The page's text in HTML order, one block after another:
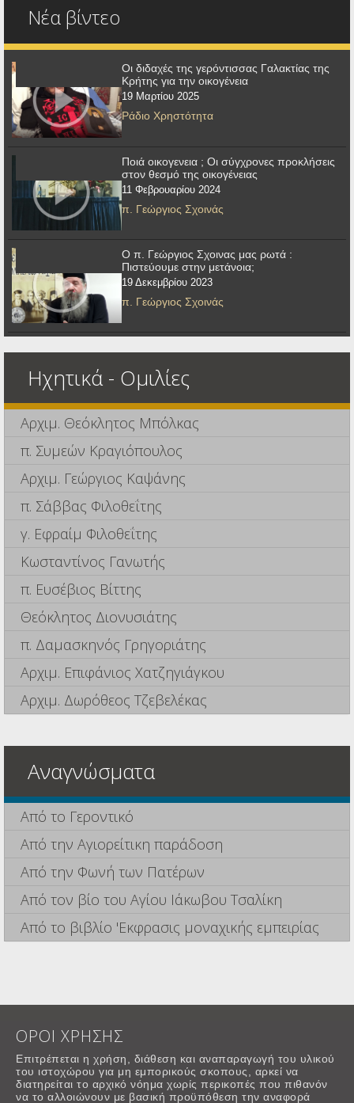
Νέα βίντεο
Οι διδαχές της γερόντισσας Γαλακτίας της
Κρήτης για την οικογένεια
19 Μαρτίου 2025
Ράδιο Χρηστότητα
Ποιά οικογενεια ; Οι σύγχρονες προκλήσεις
στον θεσμό της οικογένειας
11 Φεβρουαρίου 2024
π. Γεώργιος Σχοινάς
Ο π. Γεώργιος Σχοινας μας ρωτά :
Πιστεύουμε στην μετάνοια;
19 Δεκεμβρίου 2023
π. Γεώργιος Σχοινάς
Ηχητικά - Ομιλίες
Αρχιμ. Θεόκλητος Μπόλκας
π. Συμεών Κραγιόπουλος
Αρχιμ. Γεώργιος Καψάνης
π. Σάββας Φιλοθεΐτης
γ. Εφραίμ Φιλοθεΐτης
Κωσταντίνος Γανωτής
π. Ευσέβιος Βίττης
Θεόκλητος Διονυσιάτης
π. Δαμασκηνός Γρηγοριάτης
Αρχιμ. Επιφάνιος Χατζηγιάγκου
Αρχιμ. Δωρόθεος Τζεβελέκας
Αναγνώσματα
Από το Γεροντικό
Από την Αγιορείτικη παράδοση
Από την Φωνή των Πατέρων
Από τον βίο του Αγίου Ιάκωβου Τσαλίκη
Από το βιβλίο 'Εκφρασις μοναχικής εμπειρίας
ΟΡΟΙ ΧΡΗΣΗΣ
Επιτρέπεται η χρήση, διάθεση και αναπαραγωγή του υλικού
του ιστοχώρου για μη εμπορικούς σκοπους, αρκεί να
διατηρείται το αρχικό νόημα χωρίς περικοπές που πιθανόν
να το αλλοιώνουν με βασική προϋπόθεση την αναφορά